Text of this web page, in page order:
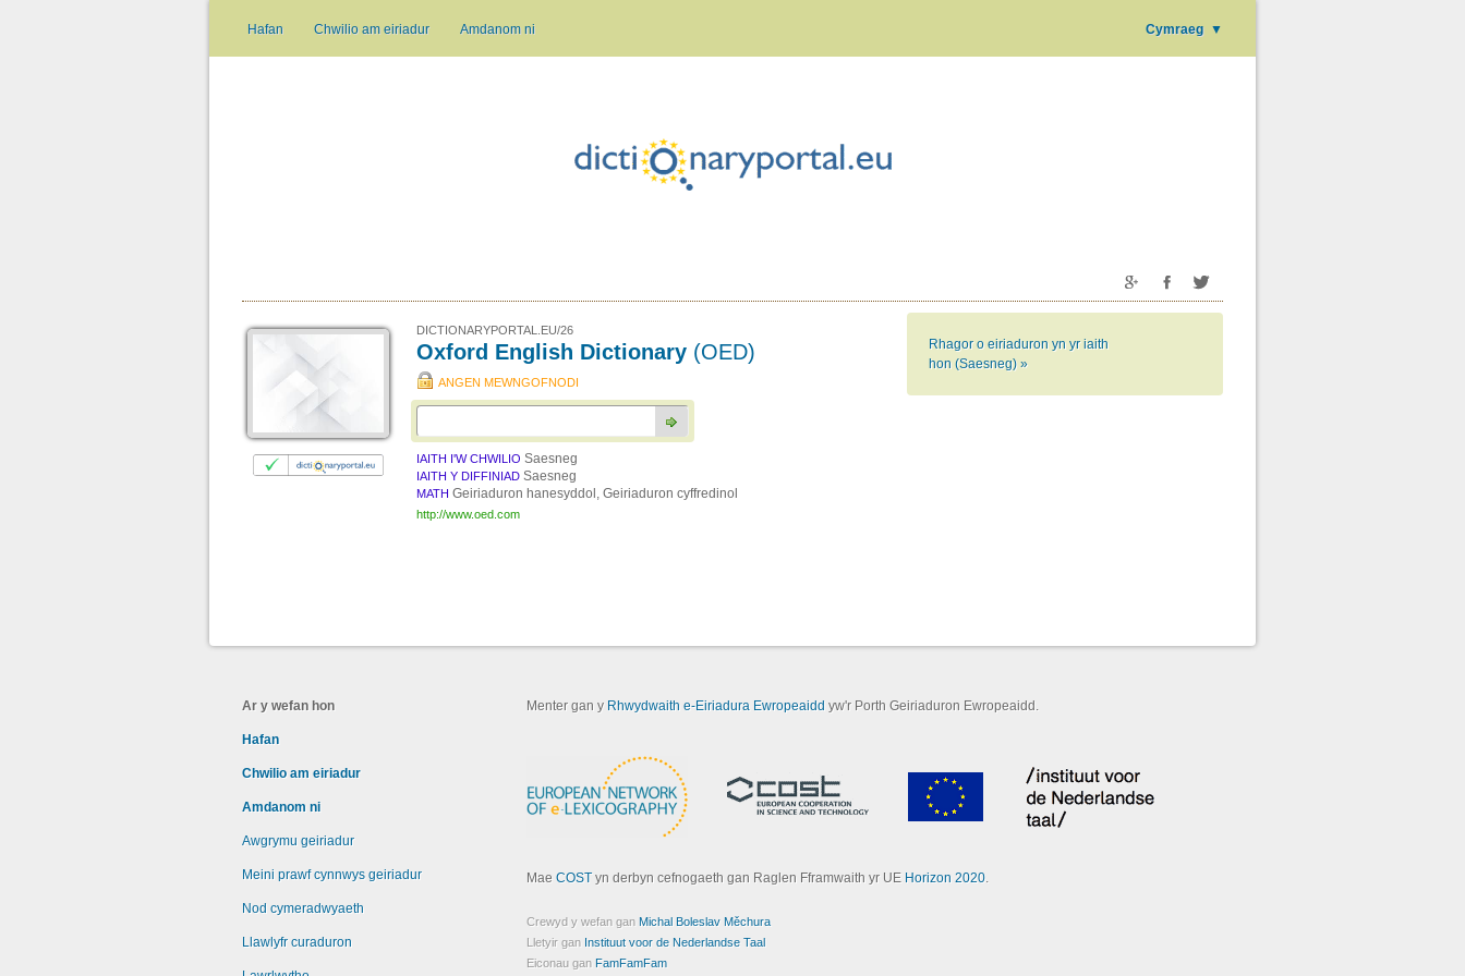
Hafan Chwilio am eiriadur Amdanom ni Cymraeg ▼
Rhagor o eiriaduron yn yr iaith
hon (Saesneg) »
DICTIONARYPORTAL.EU/26
Oxford English Dictionary (OED)
ANGEN MEWNGOFNODI
IAITH I'W CHWILIO Saesneg
IAITH Y DIFFINIAD Saesneg
MATH Geiriaduron hanesyddol, Geiriaduron cyffredinol
http://www.oed.com
Ar y wefan hon
Hafan
Chwilio am eiriadur
Amdanom ni
Awgrymu geiriadur
Meini prawf cynnwys geiriadur
Nod cymeradwyaeth
Llawlyfr curaduron
Menter gan y Rhwydwaith e-Eiriadura Ewropeaidd yw'r Porth Geiriaduron Ewropeaidd.
Mae COSTyn derbyn cefnogaeth gan Raglen Fframwaith yr UE Horizon 2020.
Crewyd y wefan gan Michal Boleslav Měchura
Lletyir gan Instituut voor de Nederlandse Taal
Eiconau gan FamFamFam